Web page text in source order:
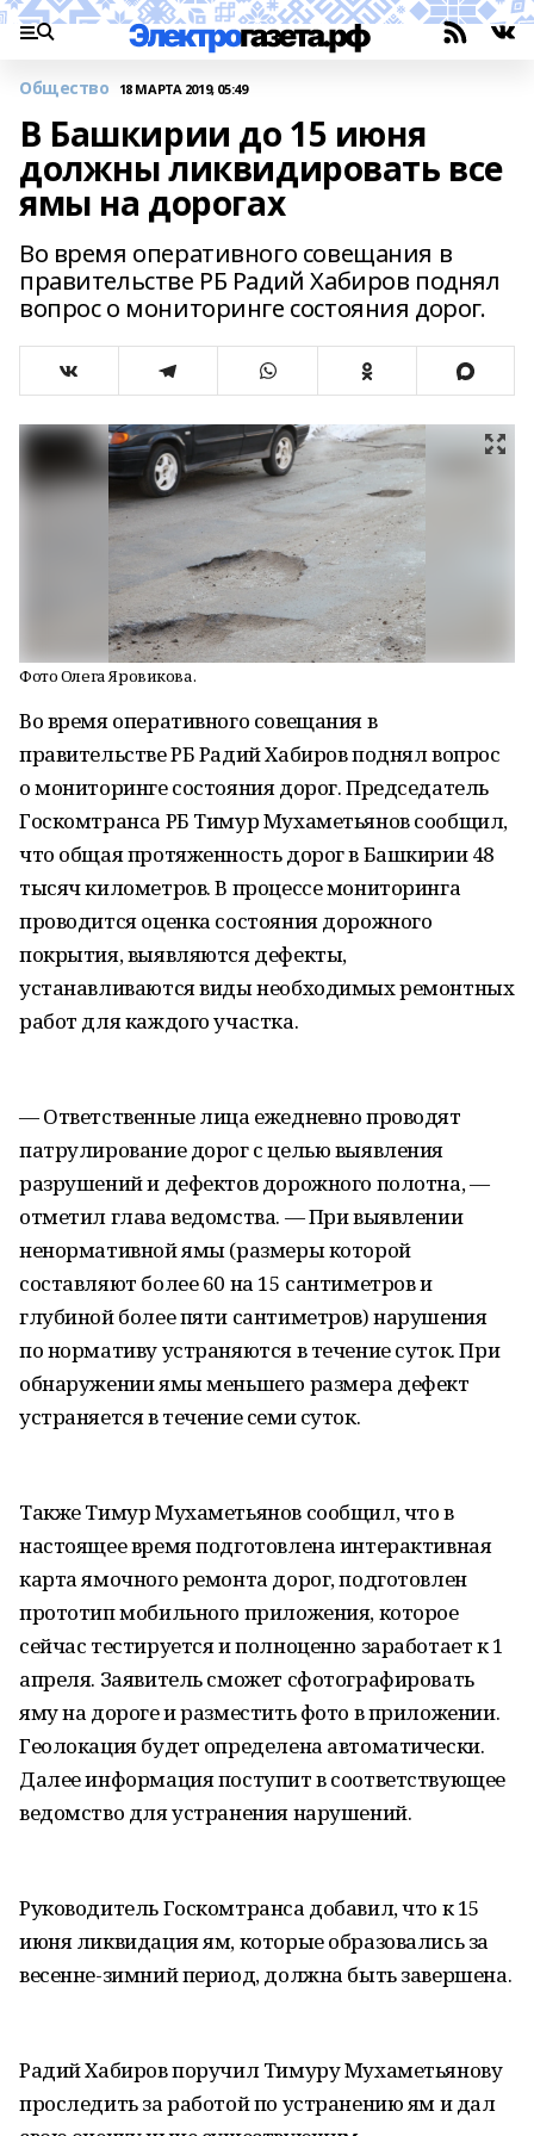
Общество 18 МАРТА 2019, 05:49
В Башкирии до 15 июня
должны ликвидировать все
ямы на дорогах
Во время оперативного совещания в
правительстве РБ Радий Хабиров поднял
вопрос о мониторинге состояния дорог.
Фото Олега Яровикова.
Во время оперативного совещания в
правительстве РБ Радий Хабиров поднял вопрос
о мониторинге состояния дорог. Председатель
Госкомтранса РБ Тимур Мухаметьянов сообщил,
что общая протяженность дорог в Башкирии 48
тысяч километров. В процессе мониторинга
проводится оценка состояния дорожного
покрытия, выявляются дефекты,
устанавливаются виды необходимых ремонтных
работ для каждого участка.
— Ответственные лица ежедневно проводят
патрулирование дорог с целью выявления
разрушений и дефектов дорожного полотна, —
отметил глава ведомства. — При выявлении
ненормативной ямы (размеры которой
составляют более 60 на 15 сантиметров и
глубиной более пяти сантиметров) нарушения
по нормативу устраняются в течение суток. При
обнаружении ямы меньшего размера дефект
устраняется в течение семи суток.
Также Тимур Мухаметьянов сообщил, что в
настоящее время подготовлена интерактивная
карта ямочного ремонта дорог, подготовлен
прототип мобильного приложения, которое
сейчас тестируется и полноценно заработает к 1
апреля. Заявитель сможет сфотографировать
яму на дороге и разместить фото в приложении.
Геолокация будет определена автоматически.
Далее информация поступит в соответствующее
ведомство для устранения нарушений.
Руководитель Госкомтранса добавил, что к 15
июня ликвидация ям, которые образовались за
весенне-зимний период, должна быть завершена.
Радий Хабиров поручил Тимуру Мухаметьянову
проследить за работой по устранению ям и дал